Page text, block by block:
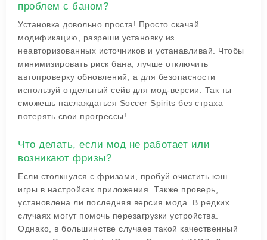
проблем с баном?
Установка довольно проста! Просто скачай
модификацию, разреши установку из
неавторизованных источников и устанавливай. Чтобы
минимизировать риск бана, лучше отключить
автопроверку обновлений, а для безопасности
используй отдельный сейв для мод-версии. Так ты
сможешь наслаждаться Soccer Spirits без страха
потерять свои прогрессы!
Что делать, если мод не работает или
возникают фризы?
Если столкнулся с фризами, пробуй очистить кэш
игры в настройках приложения. Также проверь,
установлена ли последняя версия мода. В редких
случаях могут помочь перезагрузки устройства.
Однако, в большинстве случаев такой качественный